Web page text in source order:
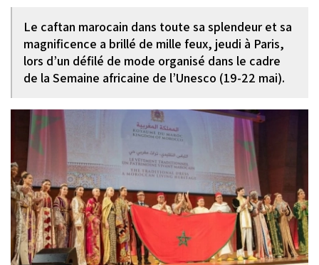
Le caftan marocain dans toute sa splendeur et sa
magnificence a brillé de mille feux, jeudi à Paris,
lors d’un défilé de mode organisé dans le cadre
de la Semaine africaine de l’Unesco (19-22 mai).